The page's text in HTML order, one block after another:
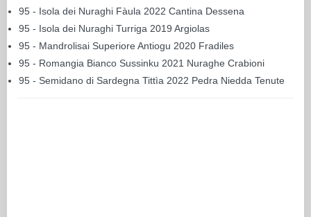
95 - Isola dei Nuraghi Fàula 2022 Cantina Dessena
95 - Isola dei Nuraghi Turriga 2019 Argiolas
95 - Mandrolisai Superiore Antiogu 2020 Fradiles
95 - Romangia Bianco Sussinku 2021 Nuraghe Crabioni
95 - Semidano di Sardegna Tittìa 2022 Pedra Niedda Tenute